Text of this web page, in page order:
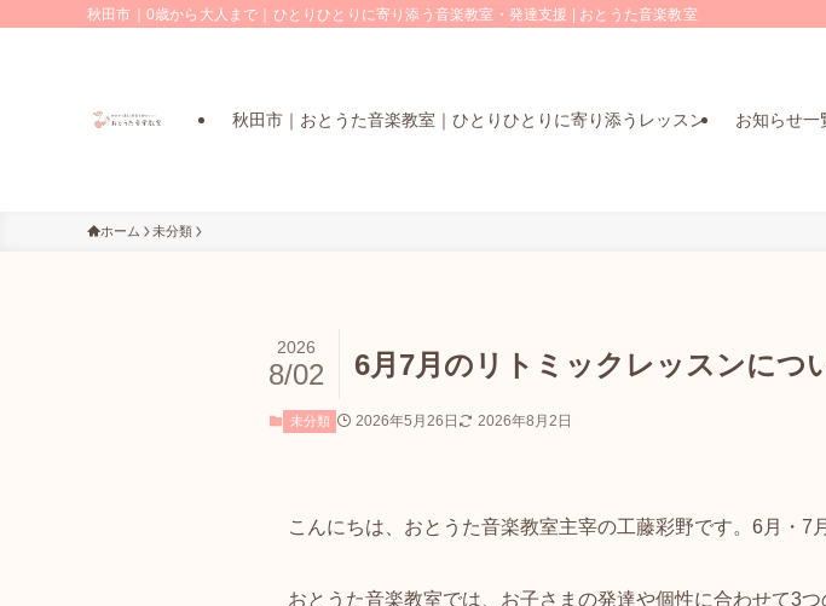
秋田市｜0歳から大人まで｜ひとりひとりに寄り添う音楽教室・発達支援 | おとうた音楽教室
秋田市｜おとうた音楽教室｜ひとりひとりに寄り添うレッスン お知らせ一
ホーム 未分類
6月7月のリトミックレッスンにつ
2026
8/02
未分類 2026年5月26日 2026年8月2日
こんにちは、おとうた音楽教室主宰の工藤彩野です。6月・
おとうた音楽教室では、お子さまの発達や個性に合わせて3